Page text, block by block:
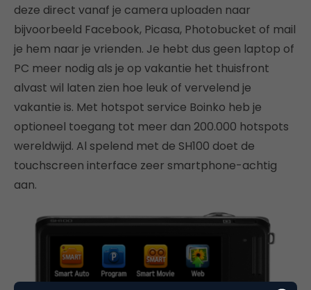
deze direct vanaf je camera uploaden naar
bijvoorbeeld Facebook, Picasa, Photobucket of mail
je hem naar je vrienden. Je hebt dus geen laptop of
PC meer nodig als je op vakantie het thuisfront
alvast wil laten zien hoe leuk of vervelend je
vakantie is. Met hotspot service Boinko heb je
optioneel toegang tot meer dan 200.000 hotspots
wereldwijd. Al spelend met de SH100 doet de
touchscreen interface zeer smartphone-achtig
aan.